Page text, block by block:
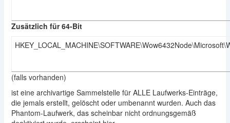
Zusätzlich für 64-Bit
(falls vorhanden)
ist eine archivartige Sammelstelle für ALLE Laufwerks-Einträge,
die jemals erstellt, gelöscht oder umbenannt wurden. Auch das
Phantom-Laufwerk, das scheinbar nicht ordnungsgemäß